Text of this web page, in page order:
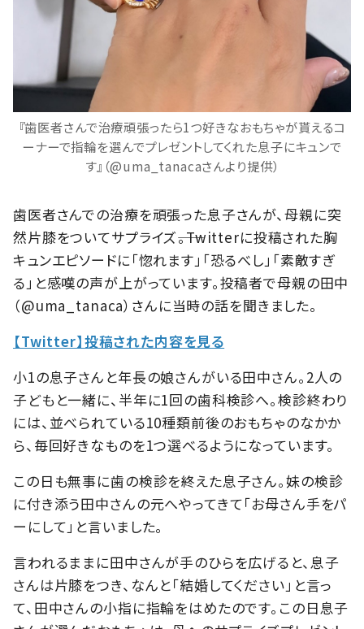
『歯医者さんで治療頑張ったら1つ好きなおもちゃが貰えるコ
ーナーで指輪を選んでプレゼントしてくれた息子にキュンで
す』（@uma_tanacaさんより提供）
歯医者さんでの治療を頑張った息子さんが、母親に突
然片膝をついてサプライズ――。Twitterに投稿された胸
キュンエピソードに「惚れます」「恐るべし」「素敵すぎ
る」と感嘆の声が上がっています。投稿者で母親の田中
（@uma_tanaca）さんに当時の話を聞きました。
【Twitter】投稿された内容を見る
小1の息子さんと年長の娘さんがいる田中さん。2人の
子どもと一緒に、半年に1回の歯科検診へ。検診終わり
には、並べられている10種類前後のおもちゃのなかか
ら、毎回好きなものを1つ選べるようになっています。
この日も無事に歯の検診を終えた息子さん。妹の検診
に付き添う田中さんの元へやってきて「お母さん手をパ
ーにして」と言いました。
言われるままに田中さんが手のひらを広げると、息子
さんは片膝をつき、なんと「結婚してください」と言っ
て、田中さんの小指に指輪をはめたのです。この日息子